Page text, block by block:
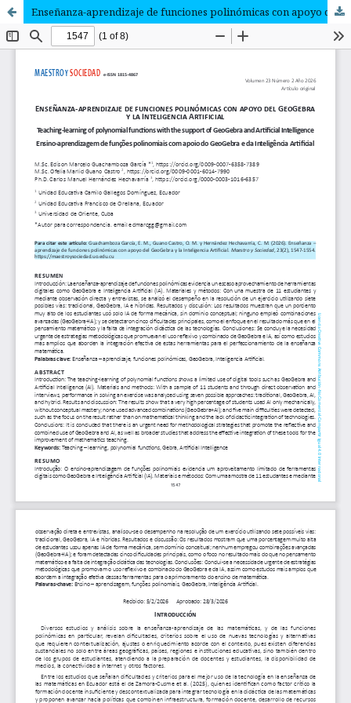
Enseñanza-aprendizaje de funciones polinómicas con apoyo del GeoGebra y la Inteligencia Artificial